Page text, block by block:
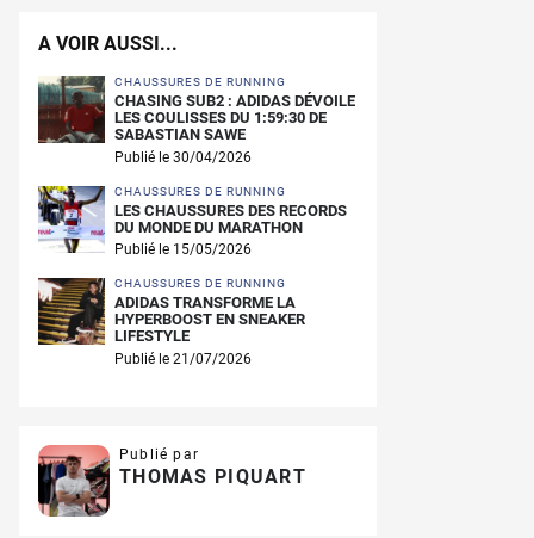
A VOIR AUSSI...
CHAUSSURES DE RUNNING
CHASING SUB2 : ADIDAS DÉVOILE
LES COULISSES DU 1:59:30 DE
SABASTIAN SAWE
Publié le 30/04/2026
CHAUSSURES DE RUNNING
LES CHAUSSURES DES RECORDS
DU MONDE DU MARATHON
Publié le 15/05/2026
CHAUSSURES DE RUNNING
ADIDAS TRANSFORME LA
HYPERBOOST EN SNEAKER
LIFESTYLE
Publié le 21/07/2026
Publié par
THOMAS PIQUART